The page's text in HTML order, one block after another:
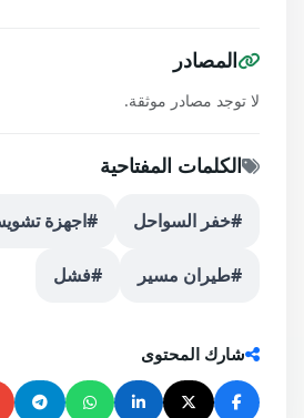
المصادر
لا توجد مصادر موثقة.
الكلمات المفتاحية
#خفر السواحل #اجهزة
#طيران مسير #فشل
شارك المحتوى